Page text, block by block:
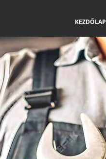
KEZDŐLAP